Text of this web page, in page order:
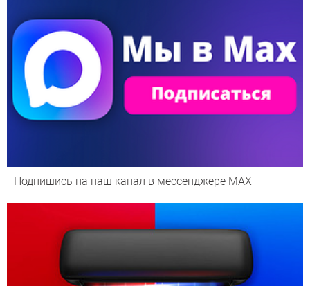
Подпишись на наш канал в мессенджере МАХ